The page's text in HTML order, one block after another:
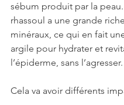
sébum produit par la
rhassoul a une grande
minéraux, ce qui en fait
argile pour hydrater et
l’épiderme, sans l’agresser.
Cela va avoir différents